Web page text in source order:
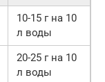
10-15 г на 10
л воды
20-25 г на 10
л воды